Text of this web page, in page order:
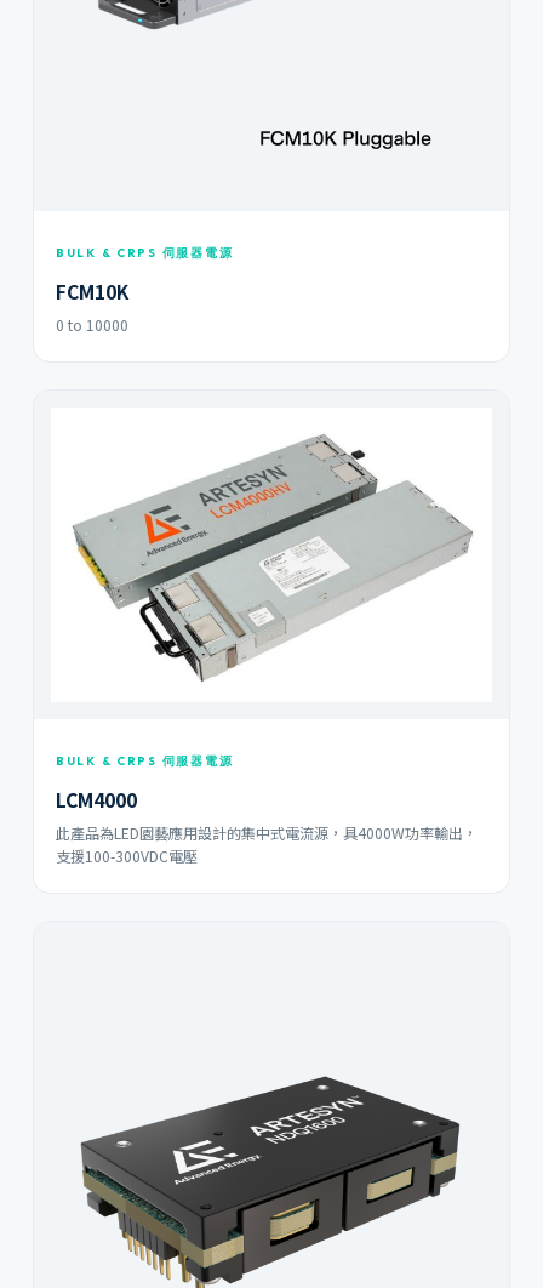
BULK & CRPS 伺服器電源
FCM10K
0 to 10000
BULK & CRPS 伺服器電源
LCM4000
此產品為LED園藝應用設計的集中式電流源，具4000W功率輸出，
支援100-300VDC電壓